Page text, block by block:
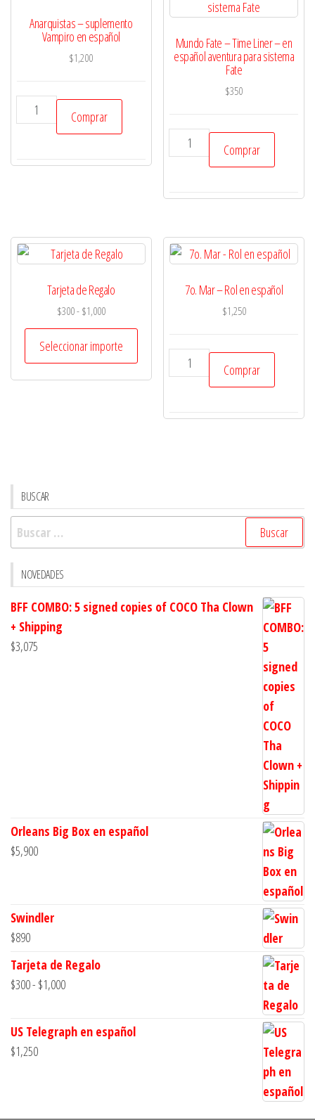
Anarquistas – suplemento
Vampiro en español
$1,200
Anarquistas
-
Vampiro
Comprar
Mundo Fate – Time Liner – en
español aventura para sistema
Fate
$350
Mundo
Fate
Time
-
en
aventura
Fate
cantidad
Comprar
Tarjeta de Regalo
$300-$1,000Rango
de
precios:
desde
$300
Seleccionar importe
7o. Mar – Rol en español
$1,250
7o.
Mar
Rol
Comprar
BUSCAR
Buscar:
NOVEDADES
BFF COMBO: 5 signed copies of COCO Tha Clown
+ Shipping
$3,075
Orleans Big Box en español
$5,900
Swindler
$890
Tarjeta de Regalo
$300- $1,000Rango
precios:
desde
US Telegraph en español
$1,250